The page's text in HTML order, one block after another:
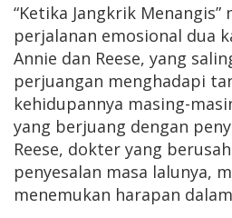
“Ketika Jangkrik Menangis”
perjalanan emosional dua
Annie dan Reese, yang
perjuangan menghadapi
kehidupannya masing-
yang berjuang dengan
Reese, dokter yang
penyesalan masa lalunya,
menemukan harapan